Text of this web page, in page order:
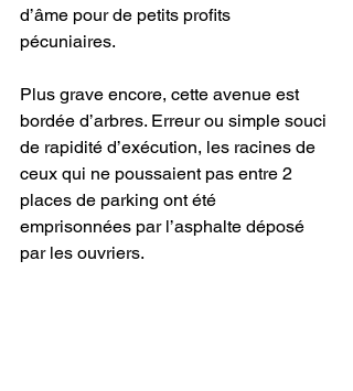
d’âme pour de petits profits
pécuniaires.
Plus grave encore, cette avenue est
bordée d’arbres. Erreur ou simple souci
de rapidité d’exécution, les racines de
ceux qui ne poussaient pas entre 2
places de parking ont été
emprisonnées par l’asphalte déposé
par les ouvriers.